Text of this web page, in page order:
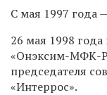
С мая 1997 года
26 мая 1998
«Онэксим-МФК-
председателя
«Интеррос».